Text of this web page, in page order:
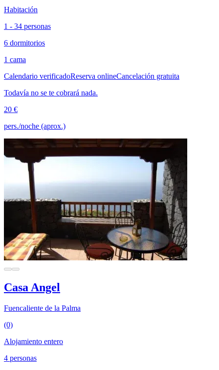
Habitación
1 - 34 personas
6 dormitorios
1 cama
Calendario verificadoReserva onlineCancelación gratuita
Todavía no se te cobrará nada.
20 €
pers./noche (aprox.)
Casa Angel
Fuencaliente de la Palma
(0)
Alojamiento entero
4 personas